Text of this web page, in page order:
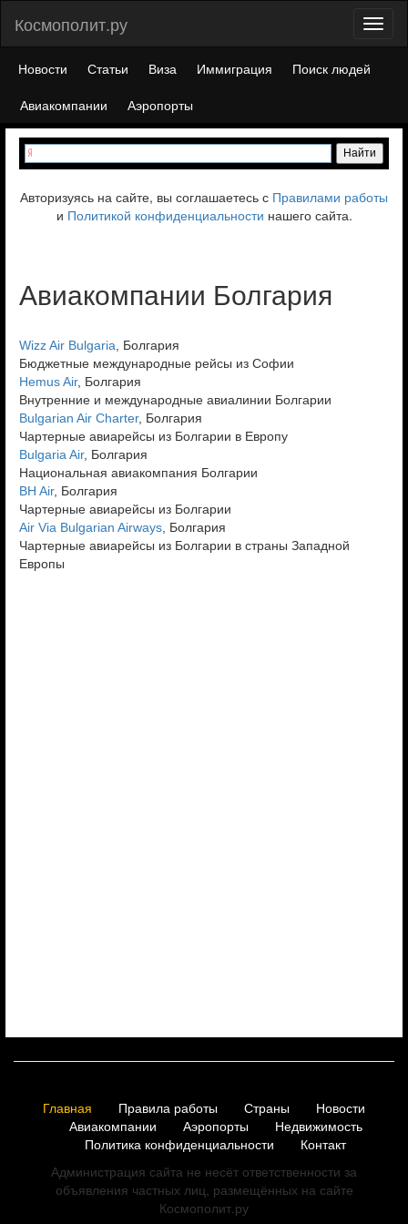
Космополит.ру
Новости Статьи Виза Иммиграция
Поиск людей
Авиакомпании
Аэропорты
Авторизуясь на сайте, вы соглашаетесь с Правилами работы
и Политикой конфиденциальности нашего сайта.
Авиакомпании Болгария
Wizz Air Bulgaria , Болгария
Бюджетные международные рейсы из Софии
Hemus Air, Болгария
Внутренние и международные авиалинии Болгарии
Bulgarian Air Charter, Болгария
Чартерные авиарейсы из Болгарии в Европу
Bulgaria Air, Болгария
Национальная авиакомпания Болгарии
BH Air, Болгария
Чартерные авиарейсы из Болгарии
Air Via Bulgarian Airways , Болгария
Чартерные авиарейсы из Болгарии в страны Западной
Европы
Главная Правила работы Страны
Новости
Авиакомпании
Аэропорты
Недвижимость
Политика конфиденциальности
Контакт
Администрация сайта не несёт ответственности за
объявления частных лиц, размещённых на сайте
Космополит.ру